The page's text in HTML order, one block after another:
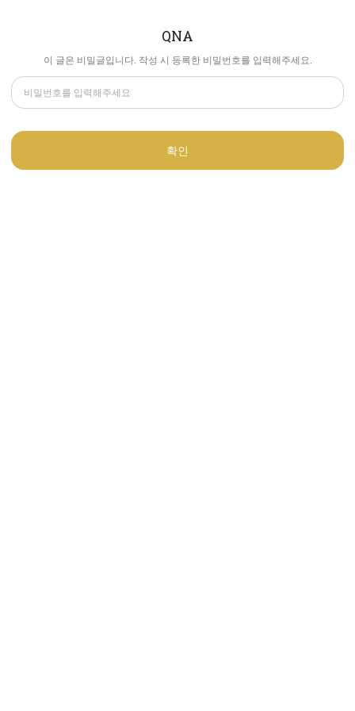
QNA
이 글은 비밀글입니다. 작성 시 등록한 비밀번호를 입력해주세요.
확인